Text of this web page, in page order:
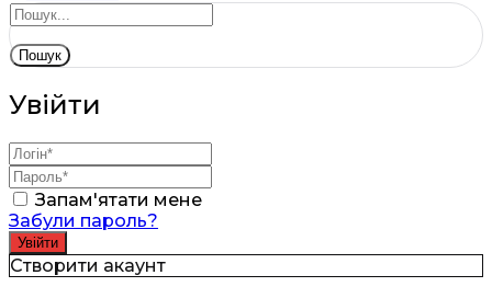
Пошук
Увійти
Запам'ятати мене
Забули пароль?
Створити акаунт